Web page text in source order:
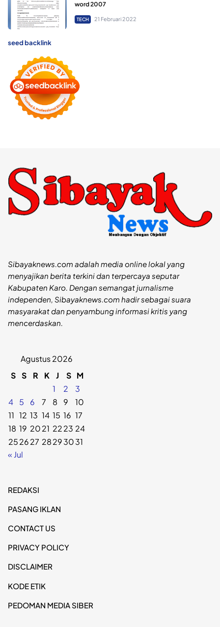
word 2007
TECH 21 Februari 2022
seed backlink
Sibayaknews.com adalah media online lokal yang
menyajikan berita terkini dan terpercaya seputar
Kabupaten Karo. Dengan semangat jurnalisme
independen, Sibayaknews.com hadir sebagai suara
masyarakat dan penyambung informasi kritis yang
mencerdaskan.
Agustus 2026
S S R K J S M
1
2
3
4
5 6 7 8 9
10
11 12 13 14 15 16 17
18 19 2021 2223 24
252627 28293031
« Jul
REDAKSI
PASANG IKLAN
CONTACT US
PRIVACY POLICY
DISCLAIMER
KODE ETIK
PEDOMAN MEDIA SIBER